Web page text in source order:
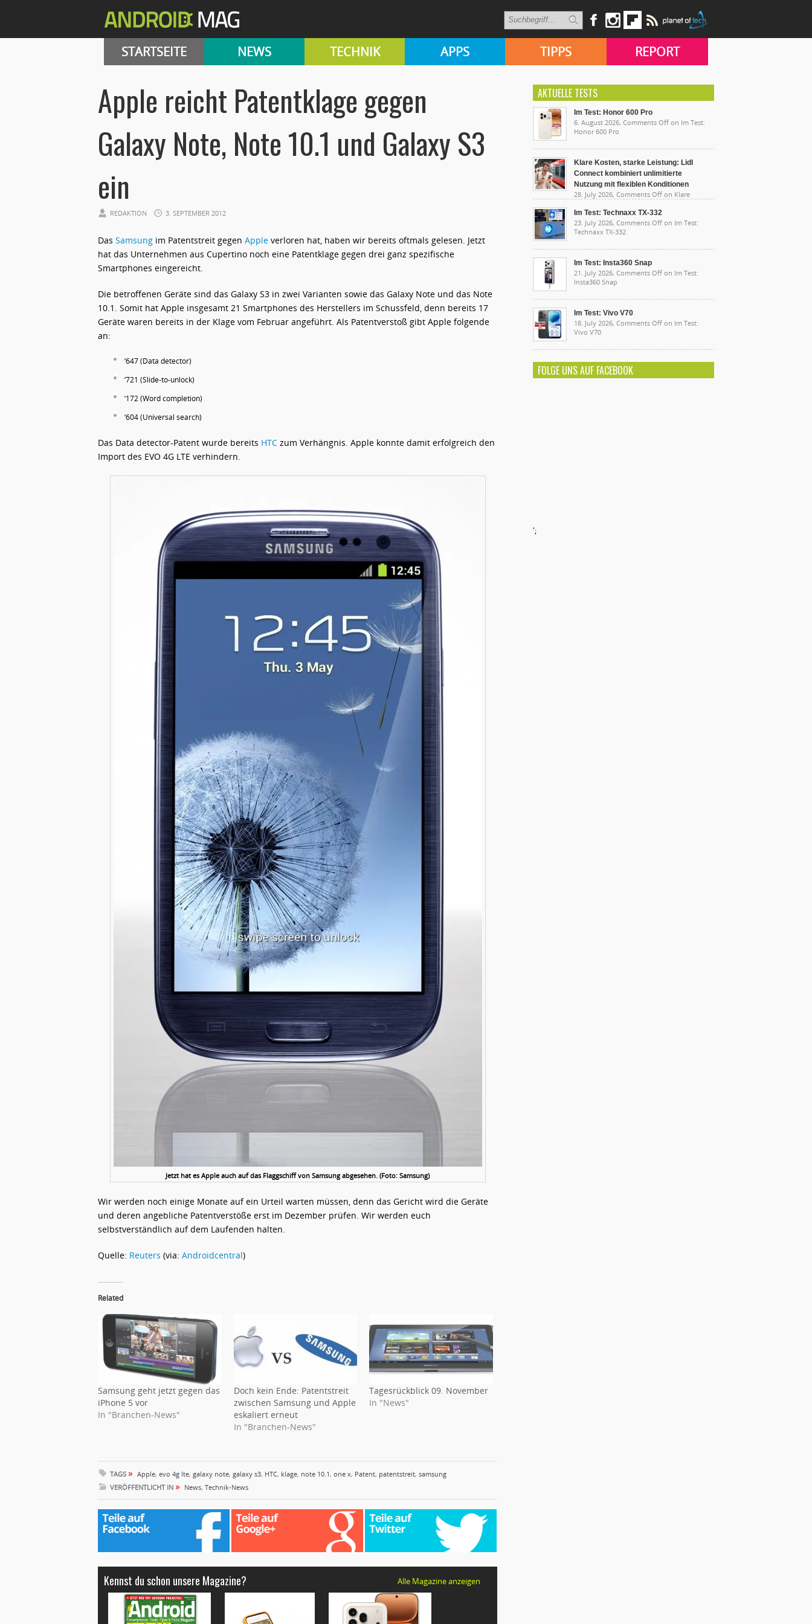
STARTSEITE NEWS TECHNIK APPS TIPPS REPORT
Apple reicht Patentklage gegen
Galaxy Note, Note 10.1 und Galaxy S3
ein
REDAKTION 3. SEPTEMBER 2012
Das Samsung im Patentstreit gegen Apple verloren hat, haben wir bereits oftmals gelesen. Jetzt
hat das Unternehmen aus Cupertino noch eine Patentklage gegen drei ganz spezifische
Smartphones eingereicht.
Die betroffenen Geräte sind das Galaxy S3 in zwei Varianten sowie das Galaxy Note und das Note
10.1. Somit hat Apple insgesamt 21 Smartphones des Herstellers im Schussfeld, denn bereits 17
Geräte waren bereits in der Klage vom Februar angeführt. Als Patentverstoß gibt Apple folgende
an:
‘647 (Data detector)
‘721 (Slide-to-unlock)
‘172 (Word completion)
‘604 (Universal search)
Das Data detector-Patent wurde bereits HTC zum Verhängnis. Apple konnte damit erfolgreich den
Import des EVO 4G LTE verhindern.
Jetzt hat es Apple auch auf das Flaggschiff von Samsung abgesehen. (Foto: Samsung)
Wir werden noch einige Monate auf ein Urteil warten müssen, denn das Gericht wird die Geräte
und deren angebliche Patentverstöße erst im Dezember prüfen. Wir werden euch
selbstverständlich auf dem Laufenden halten.
Quelle: Reuters (via: Androidcentral)
Related
Samsung geht jetzt gegen das
iPhone 5 vor
In "Branchen-News"
Doch kein Ende: Patentstreit
zwischen Samsung und Apple
eskaliert erneut
In "Branchen-News"
Tagesrückblick 09. November
In "News"
TAGS » Apple, evo 4g lte, galaxy note, galaxy s3, HTC, klage, note 10.1 , one x, Patent, patentstreit, samsung
VERÖFFENTLICHT IN » News, Technik-News
Kennst du schon unsere Magazine? Alle Magazine anzeigen
AKTUELLE TESTS
Im Test: Honor 600 Pro
6. August 2026, Comments Off on Im Test:
Honor 600 Pro
Klare Kosten, starke Leistung: Lidl
Connect kombiniert unlimitierte
Nutzung mit flexiblen Konditionen
28. July 2026, Comments Off on Klare
unlimitierte Nutzung mit flexiblen Konditionen
Im Test: Technaxx TX-332
23. July 2026, Comments Off on Im Test:
Technaxx TX-332
Im Test: Insta360 Snap
21. July 2026, Comments Off on Im Test:
Insta360 Snap
Im Test: Vivo V70
18. July 2026, Comments Off on Im Test:
Vivo V70
FOLGE UNS AUF FACEBOOK
';